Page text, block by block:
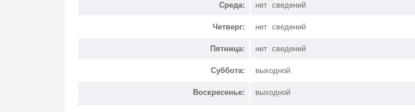
Среда: нет сведений
Четверг: нет сведений
Пятница: нет сведений
Суббота: выходной
Воскресенье: выходной